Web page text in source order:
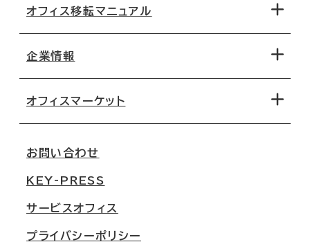
地図から探す
路線・駅から探す
オフィス移転マニュアル
移転コストシミュレーション
移転スケジュール
オフィス移転Q&A
企業情報
オフィスマーケット
大阪
名古屋
お問い合わせ
KEY-PRESS
サービスオフィス
プライバシーポリシー